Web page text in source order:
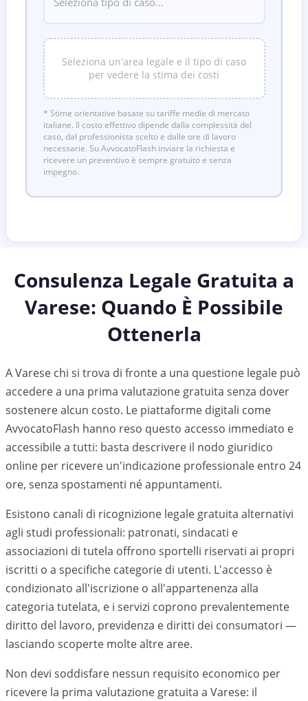
Seleziona un'area legale e il tipo di caso
per vedere la stima dei costi
* Stime orientative basate su tariffe medie di mercato
italiane. Il costo effettivo dipende dalla complessità del
caso, dal professionista scelto e dalle ore di lavoro
necessarie. Su AvvocatoFlash inviare la richiesta e
ricevere un preventivo è sempre gratuito e senza
impegno.
Consulenza Legale Gratuita a
Varese: Quando È Possibile
Ottenerla
A Varese chi si trova di fronte a una questione legale può
accedere a una prima valutazione gratuita senza dover
sostenere alcun costo. Le piattaforme digitali come
AvvocatoFlash hanno reso questo accesso immediato e
accessibile a tutti: basta descrivere il nodo giuridico
online per ricevere un'indicazione professionale entro 24
ore, senza spostamenti né appuntamenti.
Esistono canali di ricognizione legale gratuita alternativi
agli studi professionali: patronati, sindacati e
associazioni di tutela offrono sportelli riservati ai propri
iscritti o a specifiche categorie di utenti. L'accesso è
condizionato all'iscrizione o all'appartenenza alla
categoria tutelata, e i servizi coprono prevalentemente
diritto del lavoro, previdenza e diritti dei consumatori —
lasciando scoperte molte altre aree.
Non devi soddisfare nessun requisito economico per
ricevere la prima valutazione gratuita a Varese: il